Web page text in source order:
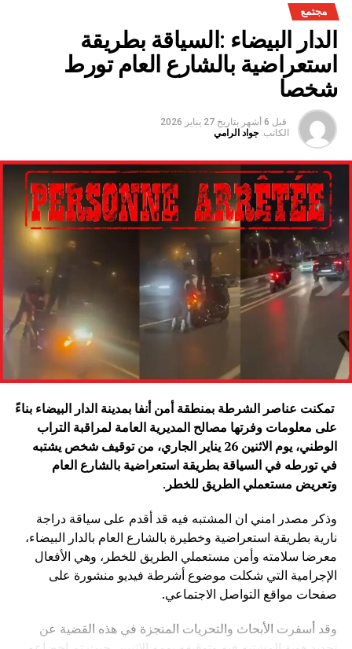
سنوات الجفاف .
مجتمع
الدار البيضاء :السياقة بطريقة
استعراضية بالشارع العام تورط
شخصا
قبل 6 أشهر بتاريخ 27 يناير 2026
الكاتب: جواد الرامي
تمكنت عناصر الشرطة بمنطقة أمن أنفا بمدينة الدار البيضاء بناءً
على معلومات وفرتها مصالح المديرية العامة لمراقبة التراب
الوطني، يوم الاثنين 26 يناير الجاري، من توقيف شخص يشتبه
في تورطه في السياقة بطريقة استعراضية بالشارع العام
وتعريض مستعملي الطريق للخطر .
وذكر مصدر امني ان المشتبه فيه قد أقدم على سياقة دراجة
نارية بطريقة استعراضية وخطيرة بالشارع العام بالدار البيضاء،
معرضا سلامته وأمن مستعملي الطريق للخطر، وهي الأفعال
الإجرامية التي شكلت موضوع أشرطة فيديو منشورة على
صفحات مواقع التواصل الاجتماعي.
وقد أسفرت الأبحاث والتحريات المنجزة في هذه القضية عن